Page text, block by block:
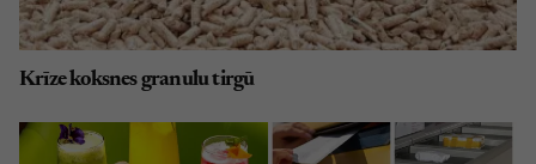
Krīze koksnes granulu tirgū